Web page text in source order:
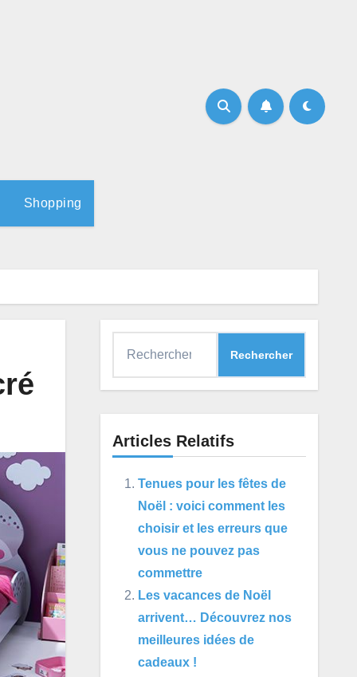
Shopping
Articles Relatifs
Tenues pour les fêtes de
Noël : voici comment les
choisir et les erreurs que
vous ne pouvez pas
commettre
Les vacances de Noël
arrivent… Découvrez nos
meilleures idées de
cadeaux !